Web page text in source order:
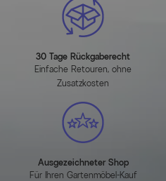
30 Tage Rückgaberecht
Einfache Retouren, ohne
Zusatzkosten
Ausgezeichneter Shop
Für Ihren Gartenmöbel-Kauf